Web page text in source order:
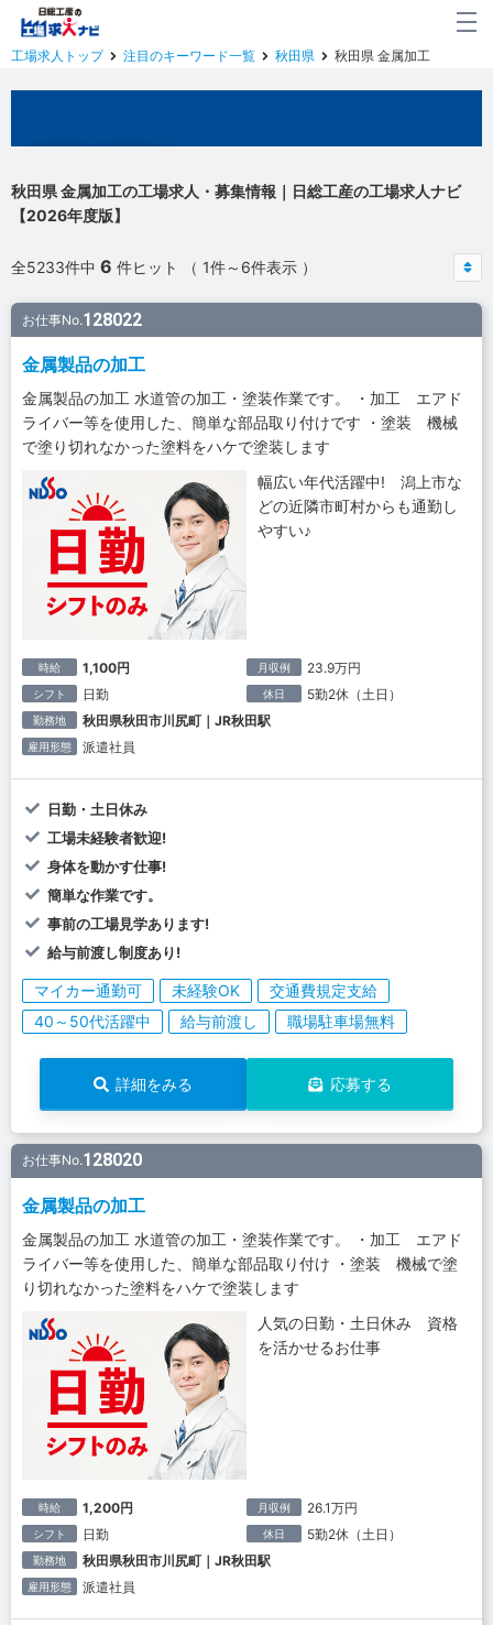
工場求人トップ 注目のキーワード一覧 秋田県 秋田県 金属加工
秋田県 金属加工の工場求人・募集情報｜日総工産の工場求人ナビ
【2026年度版】
全5233件中 6 件ヒット （ 1件～6件表示 ）
お仕事No.128022
金属製品の加工
金属製品の加工 水道管の加工・塗装作業です。 ・加工 エアド
ライバー等を使用した、簡単な部品取り付けです ・塗装 機械
で塗り切れなかった塗料をハケで塗装します
幅広い年代活躍中! 潟上市な
どの近隣市町村からも通勤し
やすい♪
時給 1,100円 月収例 23.9万円
シフト 日勤 休日 5勤2休（土日）
勤務地 秋田県秋田市川尻町｜JR秋田駅
雇用形態 派遣社員
日勤・土日休み
工場未経験者歓迎!
身体を動かす仕事!
簡単な作業です。
事前の工場見学あります!
給与前渡し制度あり!
マイカー通勤可 未経験OK
交通費規定支給
40～50代活躍中
給与前渡し 職場駐車場無料
詳細をみる 応募する
お仕事No.128020
金属製品の加工
金属製品の加工 水道管の加工・塗装作業です。 ・加工 エアド
ライバー等を使用した、簡単な部品取り付け ・塗装 機械で塗
り切れなかった塗料をハケで塗装します
人気の日勤・土日休み 資格
を活かせるお仕事
時給 1,200円 月収例 26.1万円
シフト 日勤 休日 5勤2休（土日）
勤務地 秋田県秋田市川尻町｜JR秋田駅
雇用形態 派遣社員